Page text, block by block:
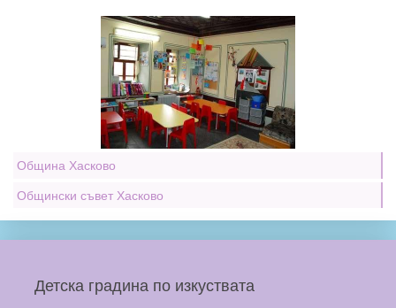
Община Хасково
Общински съвет Хасково
Детска градина по изкуствата